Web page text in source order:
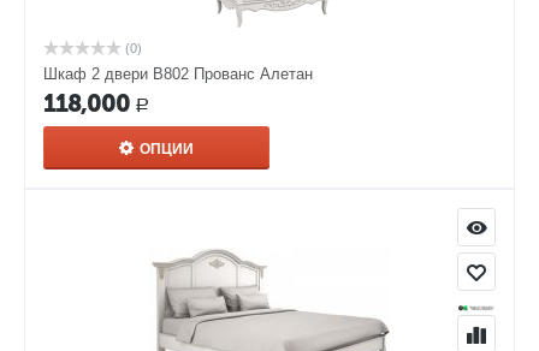
(0)
Шкаф 2 двери В802 Прованс Алетан
118,000 Р
ОПЦИИ